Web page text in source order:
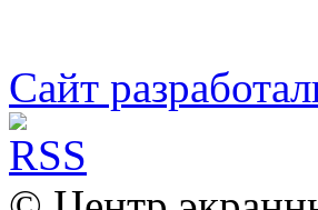
Сайт